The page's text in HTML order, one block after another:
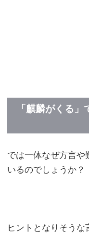
「麒麟がくる
では一体なぜ方言や
いるのでしょうか？
ヒントとなりそうな